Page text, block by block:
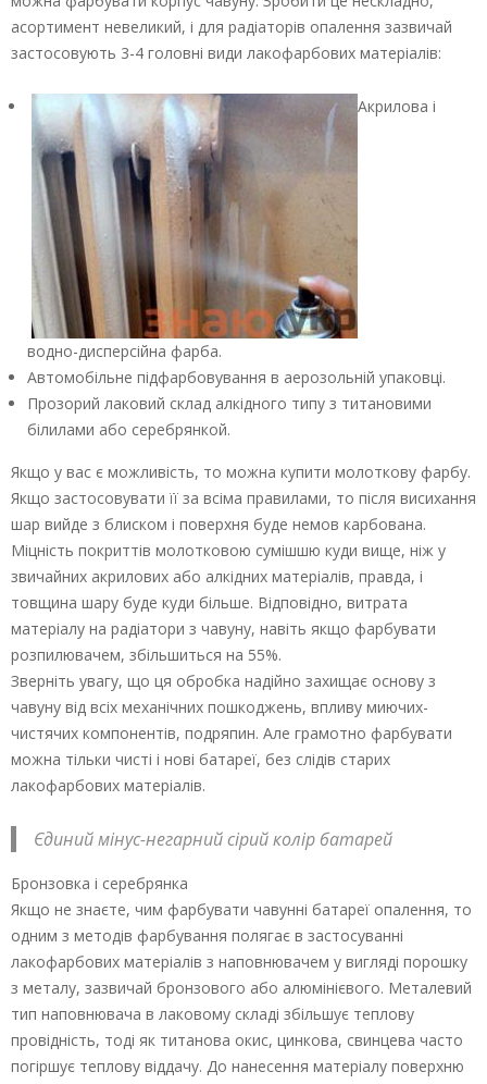
асортимент невеликий, і для радіаторів опалення зазвичай
застосовують 3-4 головні види лакофарбових матеріалів:
Акрилова і
водно-дисперсійна фарба.
Автомобільне підфарбовування в аерозольній упаковці.
Прозорий лаковий склад алкідного типу з титановими
білилами або серебрянкой.
Якщо у вас є можливість, то можна купити молоткову фарбу.
Якщо застосовувати її за всіма правилами, то після висихання
шар вийде з блиском і поверхня буде немов карбована.
Міцність покриттів молотковою сумішшю куди вище, ніж у
звичайних акрилових або алкідних матеріалів, правда, і
товщина шару буде куди більше. Відповідно, витрата
матеріалу на радіатори з чавуну, навіть якщо фарбувати
розпилювачем, збільшиться на 55%.
Зверніть увагу, що ця обробка надійно захищає основу з
чавуну від всіх механічних пошкоджень, впливу миючих-
чистячих компонентів, подряпин. Але грамотно фарбувати
можна тільки чисті і нові батареї, без слідів старих
лакофарбових матеріалів.
Єдиний мінус-негарний сірий колір батарей
Бронзовка і серебрянка
Якщо не знаєте, чим фарбувати чавунні батареї опалення, то
одним з методів фарбування полягає в застосуванні
лакофарбових матеріалів з наповнювачем у вигляді порошку
з металу, зазвичай бронзового або алюмінієвого. Металевий
тип наповнювача в лаковому складі збільшує теплову
провідність, тоді як титанова окис, цинкова, свинцева часто
погіршує теплову віддачу. До нанесення матеріалу поверхню